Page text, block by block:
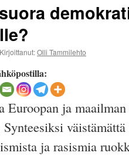
Kirjoittanut:Olli Tammilehto
Euroopan ja
ja rasismia